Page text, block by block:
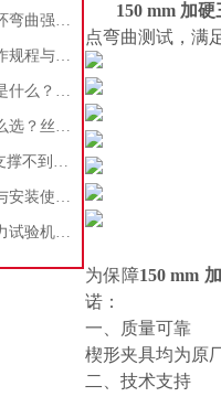
电子万能试验机在玻璃环弯曲强度测试中的应用：原理、标准和流程
保温材料拉力试验机操作规程与测试标准介绍：夹具选择及应用
动静万能试验机的特点是什么？适合做什么试验？
丝线做拉伸试验夹具怎么选？丝线拉伸试验夹具应该如何操作？
PCB推拉力测试机夹具支撑不到位，贴片电阻掉件却测不出？一个案例告诉你
推拉力测试机夹具选型与安装使用详细指南
电磁力测试怎么做？拉力试验机选量程/精度/夹具配置指南
150 mm 加
点弯曲测试，满
为保障150 mm
诺：
一、质量可靠
楔形夹具均为原
二、技术支持